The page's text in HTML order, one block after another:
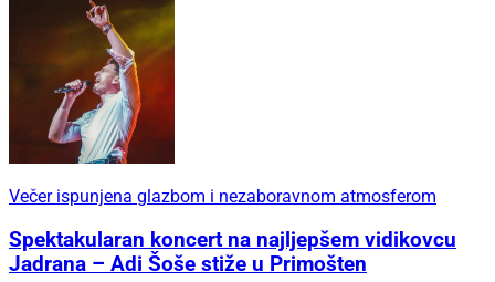
Večer ispunjena glazbom i nezaboravnom atmosferom
Spektakularan koncert na najljepšem vidikovcu
Jadrana – Adi Šoše stiže u Primošten